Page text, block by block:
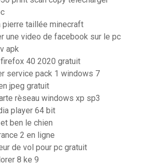
pierre taillée minecraft
une video de facebook sur le pc
apk
40 2020 gratuit
service pack 1 windows 7
jpeg gratuit
rèseau windows xp sp3
player 64 bit
ben le chien
2 en ligne
de vol pour pc gratuit
8 ke 9